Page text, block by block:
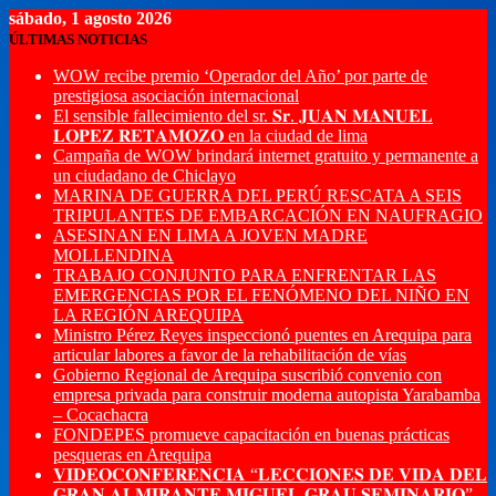
sábado, 1 agosto 2026
ÚLTIMAS NOTICIAS
WOW recibe premio ‘Operador del Año’ por parte de
prestigiosa asociación internacional
El sensible fallecimiento del sr. 𝐒𝐫. 𝐉𝐔𝐀𝐍 𝐌𝐀𝐍𝐔𝐄𝐋
𝐋𝐎𝐏𝐄𝐙 𝐑𝐄𝐓𝐀𝐌𝐎𝐙𝐎 en la ciudad de lima
Campaña de WOW brindará internet gratuito y permanente a
un ciudadano de Chiclayo
MARINA DE GUERRA DEL PERÚ RESCATA A SEIS
TRIPULANTES DE EMBARCACIÓN EN NAUFRAGIO
ASESINAN EN LIMA A JOVEN MADRE
MOLLENDINA
TRABAJO CONJUNTO PARA ENFRENTAR LAS
EMERGENCIAS POR EL FENÓMENO DEL NIÑO EN
LA REGIÓN AREQUIPA
Ministro Pérez Reyes inspeccionó puentes en Arequipa para
articular labores a favor de la rehabilitación de vías
Gobierno Regional de Arequipa suscribió convenio con
empresa privada para construir moderna autopista Yarabamba
– Cocachacra
FONDEPES promueve capacitación en buenas prácticas
pesqueras en Arequipa
𝐕𝐈𝐃𝐄𝐎𝐂𝐎𝐍𝐅𝐄𝐑𝐄𝐍𝐂𝐈𝐀 “𝐋𝐄𝐂𝐂𝐈𝐎𝐍𝐄𝐒 𝐃𝐄 𝐕𝐈𝐃𝐀 𝐃𝐄𝐋